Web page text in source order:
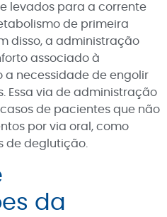
levados para a corrente
de primeira
disso, a administração
associado à
necessidade de engolir
Essa via de administração
de pacientes que não
por via oral, como
de deglutição.
da